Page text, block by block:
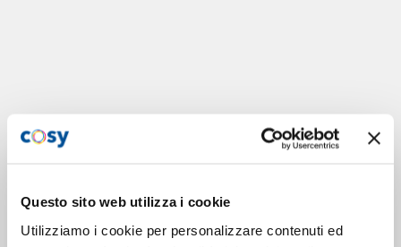
Questo sito web utilizza i cookie
Utilizziamo i cookie per personalizzare contenuti ed